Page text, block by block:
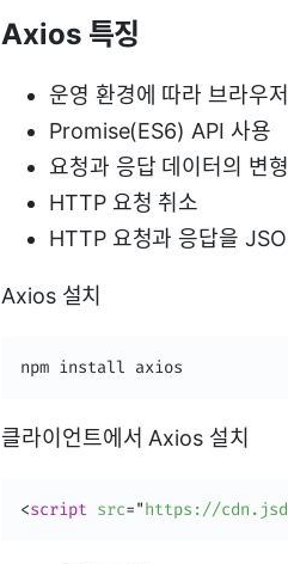
Axios 특징
운영 환경에 따라 브라
Promise(ES6) API 사용
요청과 응답 데이터의 변형
HTTP 요청 취소
HTTP 요청과 응답을
Axios 설치
npm install axios
클라이언트에서 Axios 설치
<script src="https://